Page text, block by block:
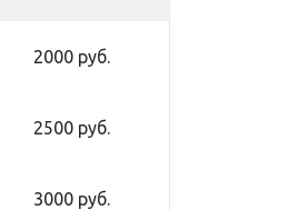
2000 руб.
2500 руб.
3000 руб.